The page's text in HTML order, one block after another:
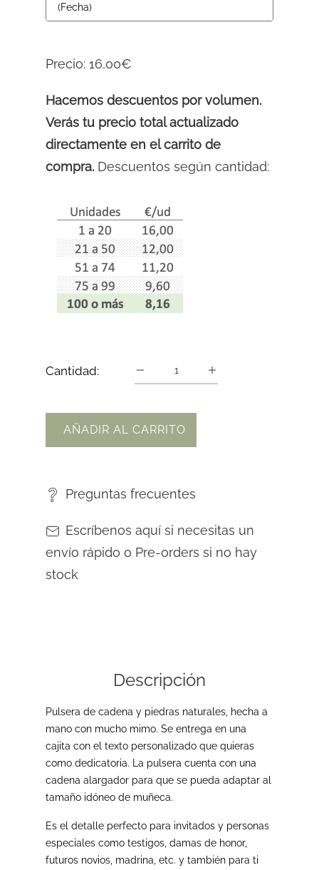
Precio: 16,00€
Hacemos descuentos por volumen.
Verás tu precio total actualizado
directamente en el carrito de
compra. Descuentos según cantidad:
Cantidad:
AÑADIR AL CARRITO
Preguntas frecuentes
Escríbenos aquí si necesitas un
envío rápido o Pre-orders si no hay
stock
Descripción
Pulsera de cadena y piedras naturales, hecha a
mano con mucho mimo. Se entrega en una
cajita con el texto personalizado que quieras
como dedicatoria. La pulsera cuenta con una
cadena alargador para que se pueda adaptar al
tamaño idóneo de muñeca.
Es el detalle perfecto para invitados y personas
especiales como testigos, damas de honor,
futuros novios, madrina, etc. y también para ti